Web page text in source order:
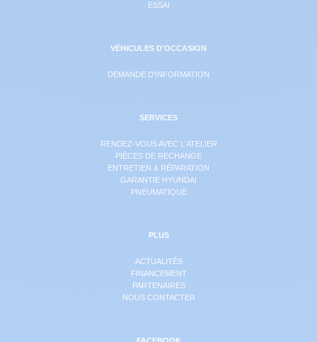
ESSAI
VÉHICULES D'OCCASION
DEMANDE D'INFORMATION
SERVICES
RENDEZ-VOUS AVEC L'ATELIER
PIÈCES DE RECHANGE
ENTRETIEN & RÉPARATION
GARANTIE HYUNDAI
PNEUMATIQUE
PLUS
ACTUALITÉS
FINANCEMENT
PARTENAIRES
NOUS CONTACTER